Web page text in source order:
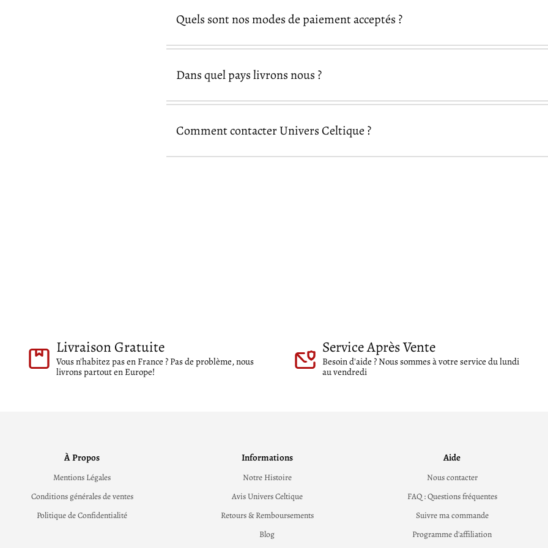
Quels sont nos modes de paiement acceptés ?
PayPal Google Pay
Dans quel pays livrons nous ?
nos produits accessibles partout dans le monde
Comment contacter Univers Celtique ?
Livraison Gratuite
Vous n'habitez pas en France ? Pas de problème, nous
livrons partout en Europe!
Service Après Vente
Besoin d'aide ? Nous sommes à votre service du lundi
au vendredi
À Propos
Mentions Légales
Conditions générales de ventes
Politique de Confidentialité
Informations
Notre Histoire
Avis Univers Celtique
Retours & Remboursements
Blog
Aide
Nous contacter
FAQ : Questions fréquentes
Suivre ma commande
Programme d'affiliation